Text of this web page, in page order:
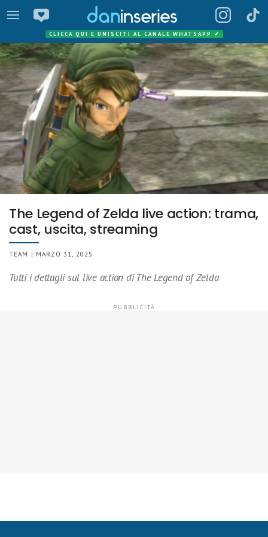
CLICCA QUI E UNISCITI AL CANALE WHATSAPP ✔
The Legend of Zelda live action: trama,
cast, uscita, streaming
TEAM | MARZO 31, 2025
Tutti i dettagli sul live action di The Legend of Zelda